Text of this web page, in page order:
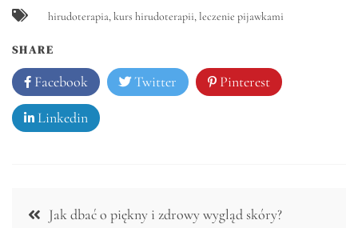
hirudoterapia,kurs hirudoterapii,leczenie pijawkami
SHARE
Facebook Twitter Pinterest
Linkedin
Nawigacja
Jak dbać o piękny i zdrowy wygląd skóry?